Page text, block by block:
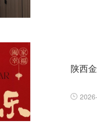
陕西